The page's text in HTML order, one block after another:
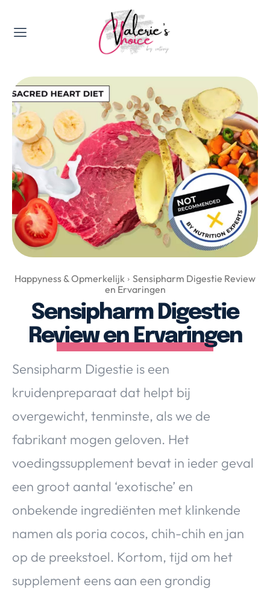
Valerie's Topics
Travel & Culture
Food & Drinks
Happyness & Opmerkelijk
Lifestyle, Sport & Duurzaamheid
Gadgets & Tech
Top 5 van Valerie
Health & Beauty
Huis & Tuin
Nieuws & Media
Over Valerie
Over Valerie
De Top 5
Contact
VALERIE'S CHOICE
Food & Drinks Health & Beauty Gadgets
Huis & Tuin
Happyness & Opmerkelijk
Sensipharm Digestie Review
en Ervaringen
Sensipharm Digestie
Review en Ervaringen
Sensipharm Digestie is een
kruidenpreparaat dat helpt bij
overgewicht, tenminste, als we de
fabrikant mogen geloven. Het
voedingssupplement bevat in ieder geval
een groot aantal ‘exotische’ en
onbekende ingrediënten met klinkende
namen als poria cocos, chih-chih en jan
op de preekstoel. Kortom, tijd om het
supplement eens aan een grondig